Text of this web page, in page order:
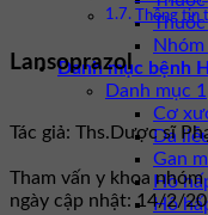
Danh mục bệnh
Danh mục 1
Cơ
Da
Gan
Hô
Hô
Thông tin
Lansoprazol
Tác giả: Ths.Dược sĩ
Tham vấn y khoa nhóm
ngày cập nhật: 14/2/